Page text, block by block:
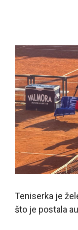
Teniserka je
što je postala